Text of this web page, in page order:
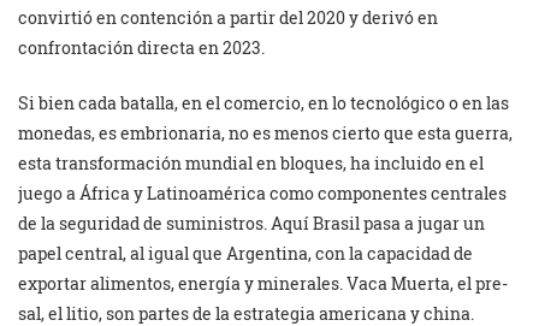
convirtió en contención a partir del 2020 y derivó en
confrontación directa en 2023.
Si bien cada batalla, en el comercio, en lo tecnológico o en las
monedas, es embrionaria, no es menos cierto que esta guerra,
esta transformación mundial en bloques, ha incluido en el
juego a África y Latinoamérica como componentes centrales
de la seguridad de suministros. Aquí Brasil pasa a jugar un
papel central, al igual que Argentina, con la capacidad de
exportar alimentos, energía y minerales. Vaca Muerta, el pre-
sal, el litio, son partes de la estrategia americana y china.